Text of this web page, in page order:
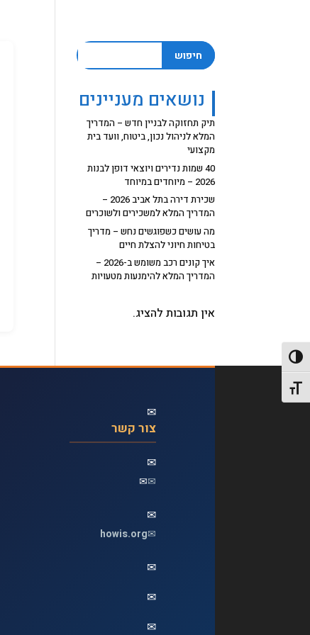
הפעל/כבה ניגודיות גבוהה
מתג גודל גופן
חיפוש
נושאים מעניינים
תיק תחזוקה לבניין חדש – המדריך
המלא לניהול נכון, ביטוח, וועד בית
מקצועי
40 שמות נדירים ויוצאי דופן לבנות
2026 – מיוחדים במיוחד
שכירת דירה בתל אביב 2026 –
המדריך המלא למשכירים ולשוכרים
מה עושים כשפוגשים נחש – מדריך
בטיחות חיוני להצלת חיים
איך קונים רכב משומש ב-2026 –
המדריך המלא להימנעות מטעויות
אין תגובות להציג.
✉
צור קשר
✉
✉
✉
✉
✉
howis.org
✉
✉
✉